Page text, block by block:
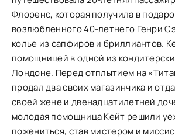
Флоренс, которая получила в
возлюбленного 40-летнего Генри
колье из сапфиров и бриллиантов.
помощницей в одной из
Лондоне. Перед отплытием на
продал два своих магазинчика и
своей жене и двенадцатилетней
молодая помощница Кейт решили
пожениться, став мистером и